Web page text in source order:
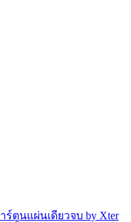
ร์ตูนแผ่นเดียวจบ by Xter